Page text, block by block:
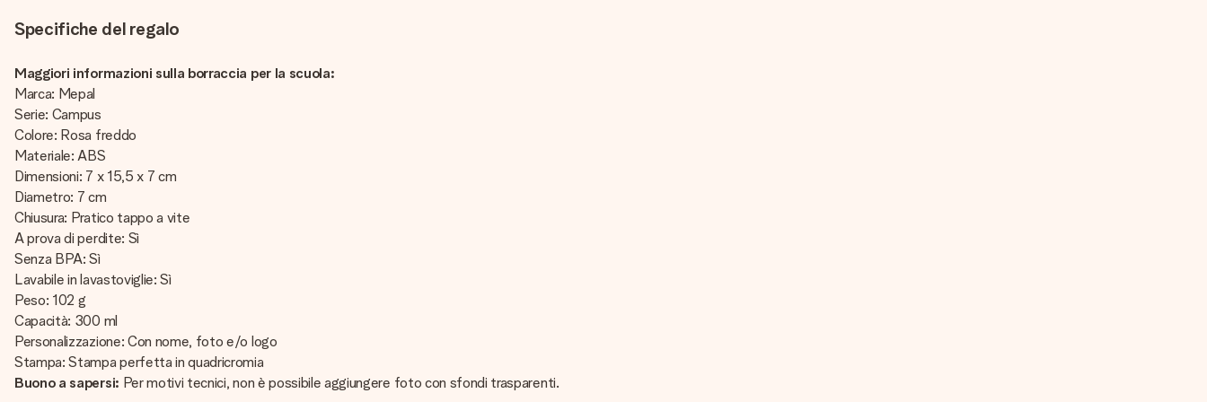
Specifiche del regalo
Maggiori informazioni sulla borraccia per la scuola:
Marca: Mepal
Serie: Campus
Colore: Rosa freddo
Materiale: ABS
Dimensioni: 7 x 15,5 x 7 cm
Diametro: 7 cm
Chiusura: Pratico tappo a vite
A prova di perdite: Sì
Senza BPA: Sì
Lavabile in lavastoviglie: Sì
Peso: 102 g
Capacità: 300 ml
Personalizzazione: Con nome, foto e/o logo
Stampa: Stampa perfetta in quadricromia
Buono a sapersi: Per motivi tecnici, non è possibile aggiungere foto con sfondi trasparenti.